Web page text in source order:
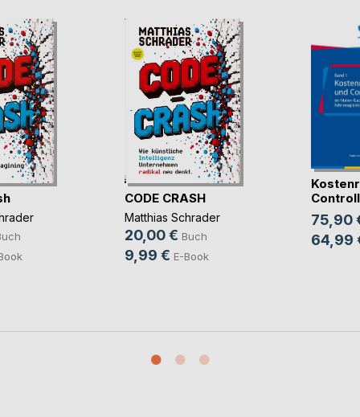
CODE CRASH
Matthias Schrader
20,00 € Buch
9,99 € E-Book
75,90
64,99